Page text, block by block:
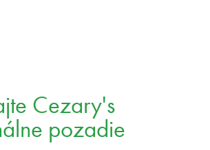
Cezary's
pozadie